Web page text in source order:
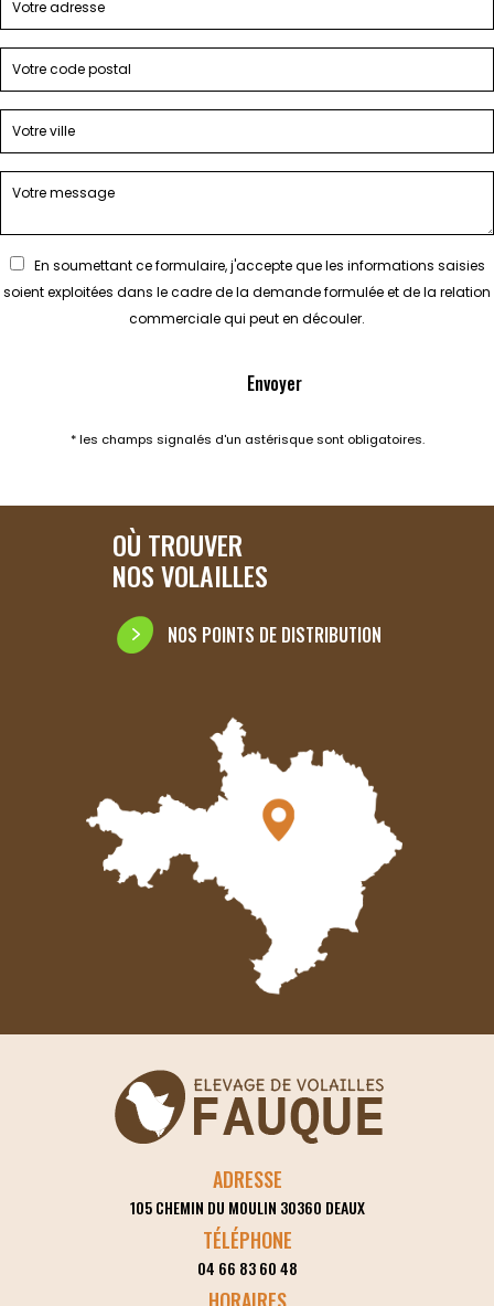
En soumettant ce formulaire, j'accepte que les informations saisies
soient exploitées dans le cadre de la demande formulée et de la relation
commerciale qui peut en découler.
* les champs signalés d'un astérisque sont obligatoires.
OÙ TROUVER
NOS VOLAILLES
NOS POINTS DE DISTRIBUTION
ADRESSE
105 CHEMIN DU MOULIN 30360 DEAUX
TÉLÉPHONE
04 66 83 60 48